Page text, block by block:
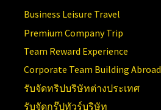
Business Leisure Travel
Premium Company Trip
Team Reward Experience
Corporate Team Building Abroad
รับจัดทริปบริษัทต่างประเทศ
รับจัดกรุ๊ปทัวร์บริษัท